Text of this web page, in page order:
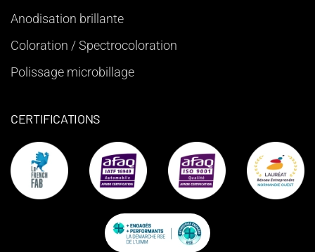
Anodisation brillante
Coloration / Spectrocoloration
Polissage microbillage
CERTIFICATIONS